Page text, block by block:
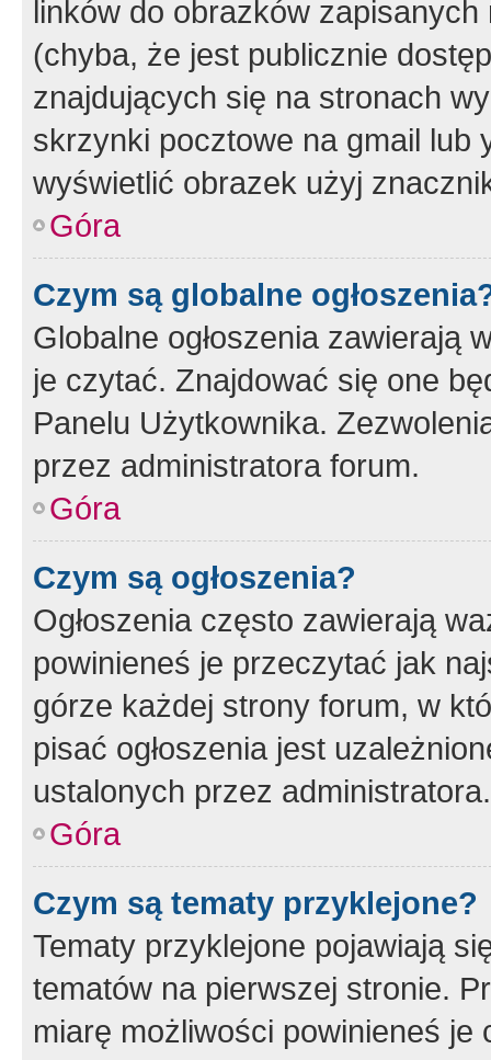
linków do obrazków
(chyba, że jest publicznie
znajdujących się na stronach
skrzynki pocztowe na gmail lub
wyświetlić obrazek użyj
Góra
Czym są globalne
Globalne ogłoszenia zawierają
je czytać. Znajdować się one
Panelu Użytkownika.
przez administratora forum.
Góra
Czym są ogłoszenia?
Ogłoszenia często zawierają
powinieneś je przeczytać jak
górze każdej strony forum, w
pisać ogłoszenia jest
ustalonych przez administratora.
Góra
Czym są tematy przyklejone?
Tematy przyklejone pojawiają
tematów na pierwszej stronie.
miarę możliwości powinieneś je